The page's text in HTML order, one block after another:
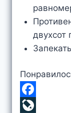
двухсот
F